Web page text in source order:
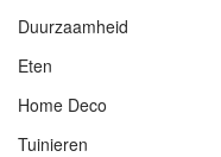
Duurzaamheid
Eten
Home Deco
Tuinieren